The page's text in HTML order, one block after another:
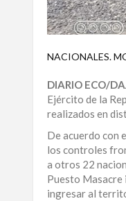
SANTO
DOMINGO
SANTIAGO
JUAN
ALTAGRACIA
PUERTO
PLATA
NACIONALES.
DIARIO ECO/
Ejército de la
realizados en
De acuerdo con
los controles
a otros 22
Puesto Masacre
ingresar al